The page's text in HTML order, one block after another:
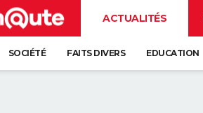
ACTUALITÉS
SOCIÉTÉ FAITS DIVERS EDUCATION